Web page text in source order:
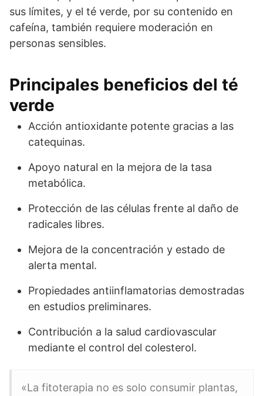
sus límites, y el té verde, por su contenido en
cafeína, también requiere moderación en
personas sensibles.
Principales beneficios del té
verde
Acción antioxidante potente gracias a las
catequinas.
Apoyo natural en la mejora de la tasa
metabólica.
Protección de las células frente al daño de
radicales libres.
Mejora de la concentración y estado de
alerta mental.
Propiedades antiinflamatorias demostradas
en estudios preliminares.
Contribución a la salud cardiovascular
mediante el control del colesterol.
«La fitoterapia no es solo consumir plantas,